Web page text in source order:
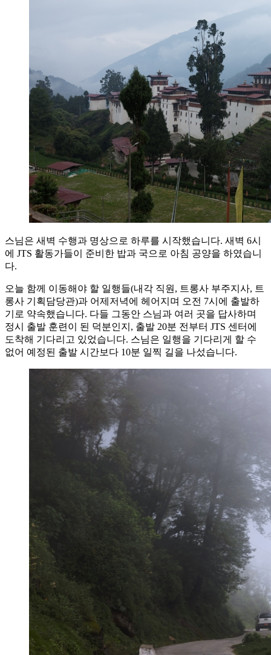
스님은 새벽 수행과 명상으로 하루를 시작했습니다. 새벽 6시
에 JTS 활동가들이 준비한 밥과 국으로 아침 공양을 하였습니
다.
오늘 함께 이동해야 할 일행들(내각 직원, 트롱사 부주지사, 트
롱사 기획담당관)과 어제저녁에 헤어지며 오전 7시에 출발하
기로 약속했습니다. 다들 그동안 스님과 여러 곳을 답사하며
정시 출발 훈련이 된 덕분인지, 출발 20분 전부터 JTS 센터에
도착해 기다리고 있었습니다. 스님은 일행을 기다리게 할 수
없어 예정된 출발 시간보다 10분 일찍 길을 나섰습니다.